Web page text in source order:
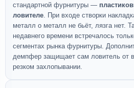
стандартной фурнитуры —
ловителе . При входе створки
металл о металл не бьёт, лязга нет.
недавнего времени встречалось
сегментах рынка фурнитуры.
демпфер защищает сам ловитель от
резком захлопывании.